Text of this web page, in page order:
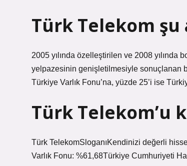
Türk Telekom şu
2005 yılında özelleştirilen ve 2008 yılında
yelpazesinin genişletilmesiyle sonuçlanan
Türkiye Varlık Fonu’na, yüzde 25’i ise
Türk Telekom’u
Türk TelekomSloganıKendinizi değerli
Varlık Fonu: %61,68Türkiye Cumhuriyeti